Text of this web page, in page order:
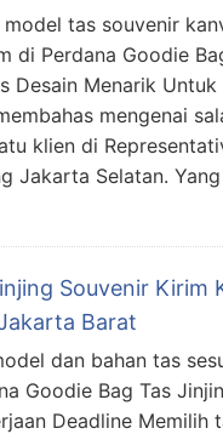
model tas souvenir
di Perdana Goodie
Desain Menarik
mengenai
klien di
Jakarta Selatan.
Souvenir Kirim
Barat
dan bahan tas
Goodie Bag Tas
Deadline Memilih